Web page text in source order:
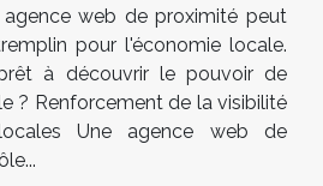
web de proximité peut
pour l'économie locale.
à découvrir le pouvoir de
? Renforcement de la visibilité
Une agence web de